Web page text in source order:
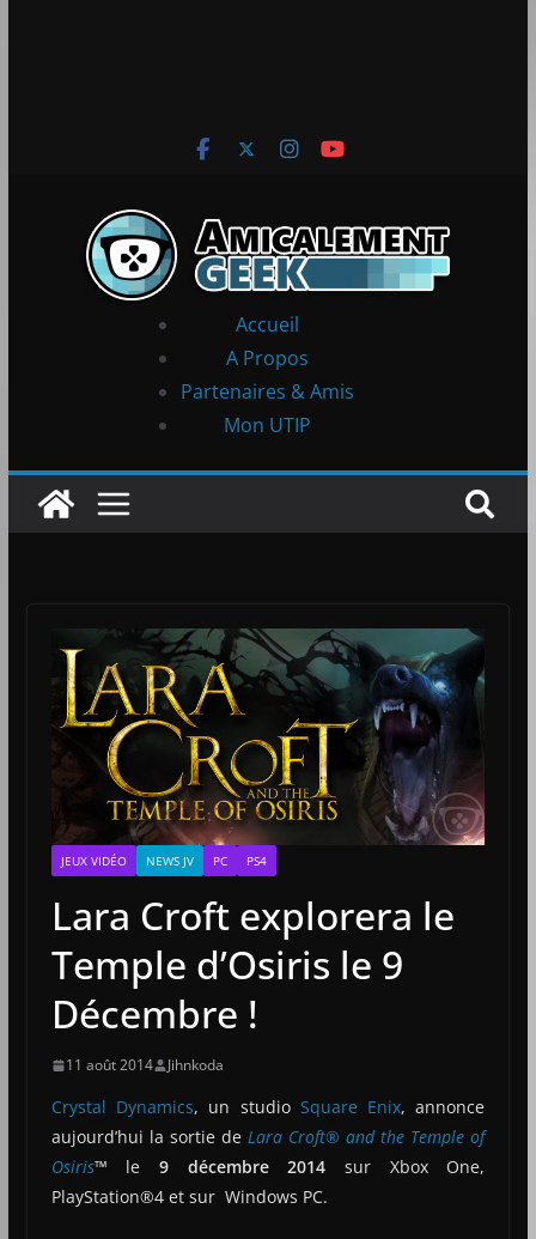
Accueil
A Propos
Partenaires & Amis
Mon UTIP
JEUX VIDÉO NEWS JV PC PS4
Lara Croft explorera le
Temple d’Osiris le 9
Décembre !
11 août 2014 Jihnkoda
Crystal Dynamics, un studio Square Enix, annonce
aujourd’hui la sortie de Lara Croft® and the Temple of
Osiris™ le9 décembre 2014 sur Xbox One,
PlayStation®4 et sur Windows PC.